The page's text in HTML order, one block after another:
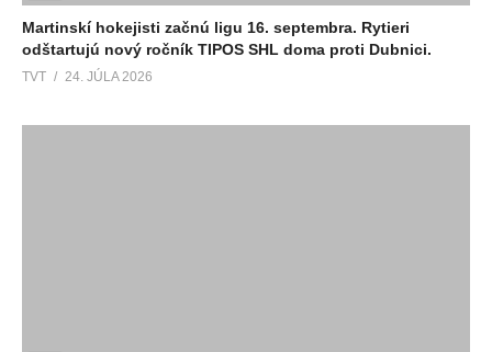
Martinskí hokejisti začnú ligu 16. septembra. Rytieri
odštartujú nový ročník TIPOS SHL doma proti Dubnici.
TVT 24. JÚLA 2026